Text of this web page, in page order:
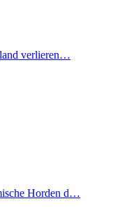
verlieren…
Horden d…